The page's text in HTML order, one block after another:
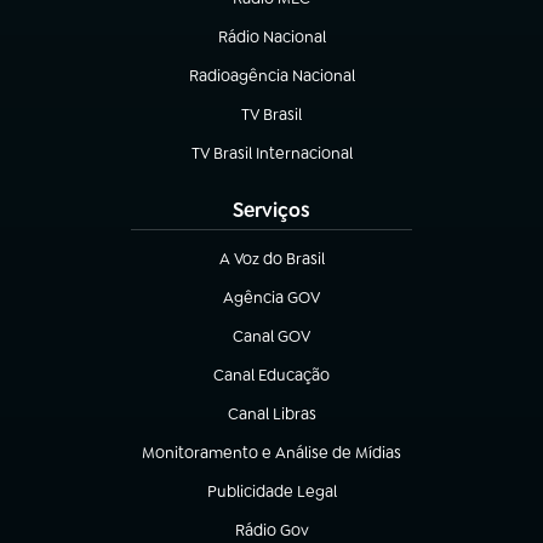
(abre em nova aba)
Rádio Nacional
Radioagência Nacional
(abre em nova aba)
TV Brasil
(abre em nova aba)
TV Brasil Internacional
(abre em nova aba)
Serviços
A Voz do Brasil
(abre em nova aba)
Agência GOV
(abre em nova aba)
Canal GOV
(abre em nova aba)
Canal Educação
(abre em nova aba)
Canal Libras
(abre em nova aba)
Monitoramento e Análise de Mídias
(abre em nova aba)
Publicidade Legal
(abre em nova aba)
Rádio Gov
(abre em nova aba)